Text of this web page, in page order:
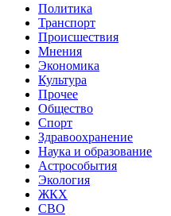
Политика
Транспорт
Происшествия
Мнения
Экономика
Культура
Прочее
Общество
Спорт
Здравоохранение
Наука и образование
Астрособытия
Экология
ЖКХ
СВО